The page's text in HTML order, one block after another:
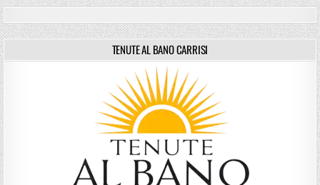
TENUTE AL BANO CARRISI